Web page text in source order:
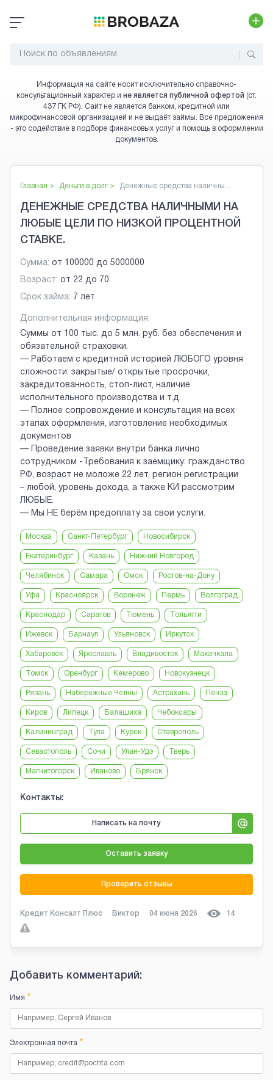
Информация на сайте носит исключительно справочно-
консультационный характер и не является публичной офертой (ст.
437 ГК РФ). Сайт не является банком, кредитной или
микрофинансовой организацией и не выдаёт займы. Все предложения
- это содействие в подборе финансовых услуг и помощь в оформлении
документов.
Главная > Деньги в долг> Денежные средства наличны...
ДЕНЕЖНЫЕ СРЕДСТВА НАЛИЧНЫМИ НА
ЛЮБЫЕ ЦЕЛИ ПО НИЗКОЙ ПРОЦЕНТНОЙ
СТАВКЕ.
Сумма: от 100000 до 5000000
Возраст: от 22 до 70
Срок займа: 7 лет
Дополнительная информация:
Суммы от 100 тыс. до 5 млн. руб. без обеспечения и
обязательной страховки.
— Работаем с кредитной историей ЛЮБОГО уровня
сложности: закрытые/ открытые просрочки,
закредитованность, стоп-лист, наличие
исполнительного производства и т.д.
— Полное сопровождение и консультация на всех
этапах оформления, изготовление необходимых
документов
— Проведение заявки внутри банка лично
сотрудником -Требования к заёмщику: гражданство
РФ, возраст не моложе 22 лет, регион регистрации
– любой, уровень дохода, а также КИ рассмотрим
ЛЮБЫЕ.
— Мы НЕ берём предоплату за свои услуги.
Москва Санкт-Петербург Новосибирск
Екатеринбург Казань Нижний Новгород
Челябинск Самара Омск Ростов-на-Дону
Уфа Красноярск Воронеж Пермь Волгоград
Краснодар Саратов Тюмень Тольятти
Ижевск Барнаул Ульяновск Иркутск
Хабаровск Ярославль Владивосток Махачкала
Томск Оренбург Кемерово Новокузнецк
Рязань Набережные Челны Астрахань Пенза
Киров Липецк Балашиха Чебоксары
Калининград Тула Курск Ставрополь
Севастополь Сочи Улан-Удэ Тверь
Магнитогорск Иваново Брянск
Контакты:
Написать на почту
Оставить заявку
Проверить отзывы
Кредит Консалт Плюс Виктор 04 июня 2026 14
Добавить комментарий:
Имя *
Электронная почта *